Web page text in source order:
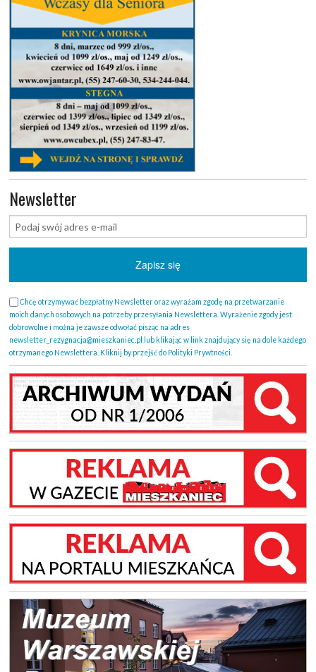
Newsletter
Chcę otrzymywać bezpłatny Newsletter oraz wyrażam zgodę na przetwarzanie
moich danych osobowych na potrzeby przesyłania Newslettera. Wyrażenie zgody jest
dobrowolne i można je zawsze odwołać pisząc na adres
newsletter_rezygnacja@mieszkaniec.pl lub klikając w link znajdujący się na dole każdego
otrzymanego Newslettera. Kliknij by przejść do Polityki Prywtności.